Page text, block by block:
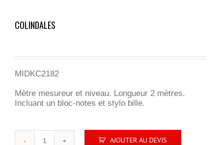
COLINDALES
MIDKC2182
Mètre mesureur et niveau. Longueur 2 mètres.
Incluant un bloc-notes et stylo bille.
AJOUTER AU DEVIS